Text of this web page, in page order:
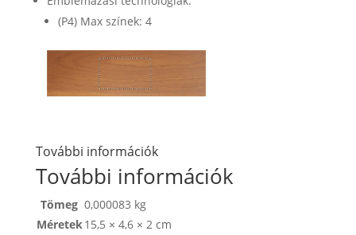
(P4) Max színek: 4
További információk
További információk
Tömeg 0,000083 kg
Méretek15,5 × 4,6 × 2 cm